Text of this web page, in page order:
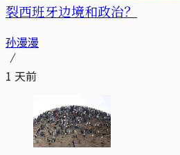
裂西班牙边境和政治？
孙漫漫
1 天前